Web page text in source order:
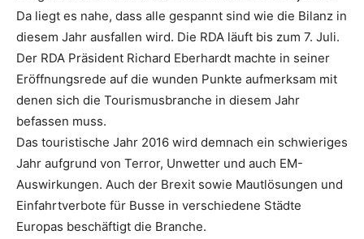
Da liegt es nahe, dass alle gespannt sind wie die Bilanz in
diesem Jahr ausfallen wird. Die RDA läuft bis zum 7. Juli.
Der RDA Präsident Richard Eberhardt machte in seiner
Eröffnungsrede auf die wunden Punkte aufmerksam mit
denen sich die Tourismusbranche in diesem Jahr
befassen muss.
Das touristische Jahr 2016 wird demnach ein schwieriges
Jahr aufgrund von Terror, Unwetter und auch EM-
Auswirkungen. Auch der Brexit sowie Mautlösungen und
Einfahrtverbote für Busse in verschiedene Städte
Europas beschäftigt die Branche.